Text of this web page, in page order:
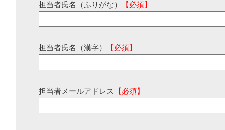
担当者氏名（ふりがな） 【必須】
担当者氏名（漢字） 【必須】
担当者メールアドレス 【必須】